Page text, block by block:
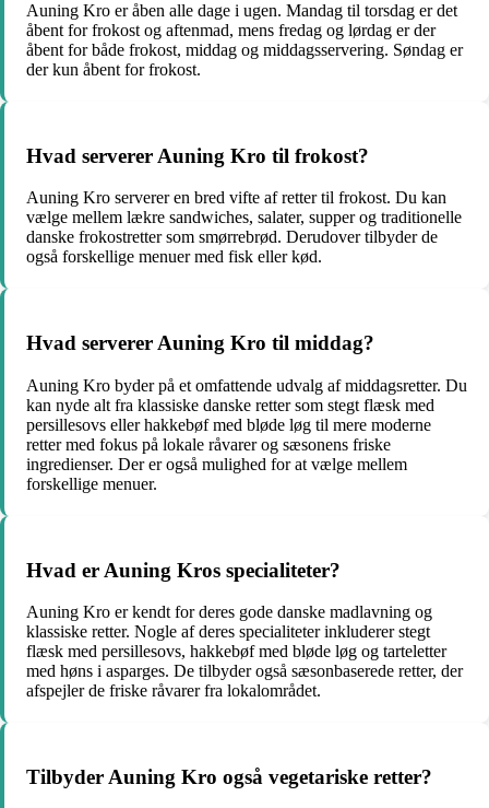
Auning Kro er åben alle dage i ugen. Mandag til torsdag er det
åbent for frokost og aftenmad, mens fredag og lørdag er der
åbent for både frokost, middag og middagsservering. Søndag er
der kun åbent for frokost.
Hvad serverer Auning Kro til frokost?
Auning Kro serverer en bred vifte af retter til frokost. Du kan
vælge mellem lækre sandwiches, salater, supper og traditionelle
danske frokostretter som smørrebrød. Derudover tilbyder de
også forskellige menuer med fisk eller kød.
Hvad serverer Auning Kro til middag?
Auning Kro byder på et omfattende udvalg af middagsretter. Du
kan nyde alt fra klassiske danske retter som stegt flæsk med
persillesovs eller hakkebøf med bløde løg til mere moderne
retter med fokus på lokale råvarer og sæsonens friske
ingredienser. Der er også mulighed for at vælge mellem
forskellige menuer.
Hvad er Auning Kros specialiteter?
Auning Kro er kendt for deres gode danske madlavning og
klassiske retter. Nogle af deres specialiteter inkluderer stegt
flæsk med persillesovs, hakkebøf med bløde løg og tarteletter
med høns i asparges. De tilbyder også sæsonbaserede retter, der
afspejler de friske råvarer fra lokalområdet.
Tilbyder Auning Kro også vegetariske retter?